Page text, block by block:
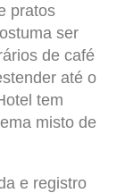
pratos
ser
de café
até o
tem
misto de
e registro